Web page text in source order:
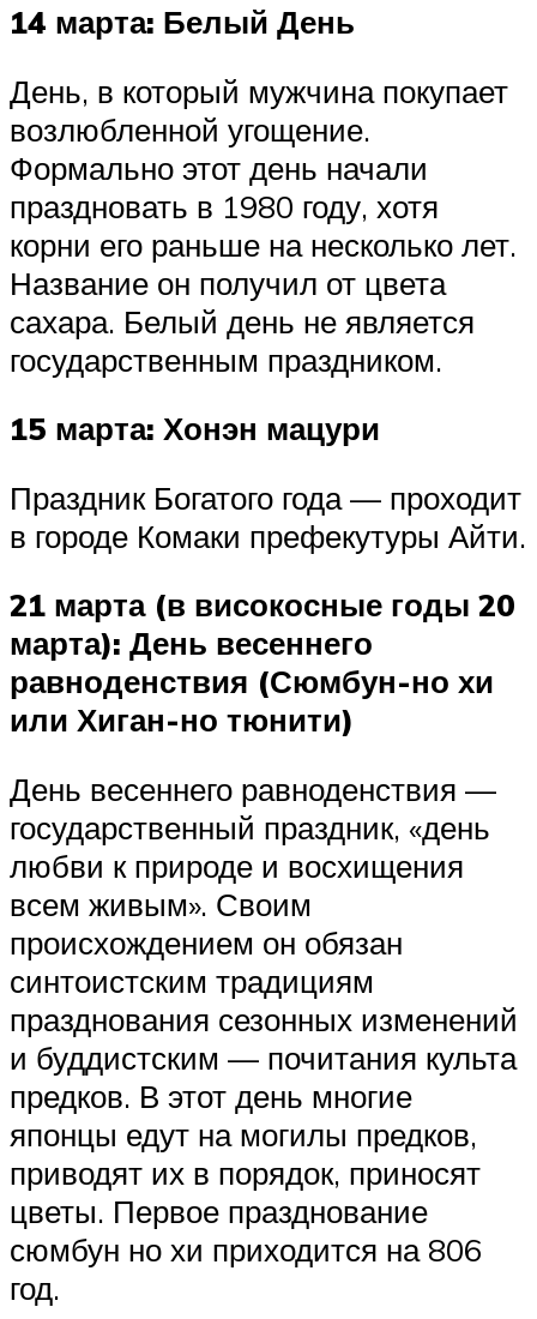
14 марта: Белый День
День, в который мужчина покупает
возлюбленной угощение.
Формально этот день начали
праздновать в 1980 году, хотя
корни его раньше на несколько лет.
Название он получил от цвета
сахара. Белый день не является
государственным праздником.
15 марта: Хонэн мацури
Праздник Богатого года — проходит
в городе Комаки префекутуры Айти.
21 марта (в високосные годы 20
марта): День весеннего
равноденствия (Сюмбун-но хи
или Хиган-но тюнити)
День весеннего равноденствия —
государственный праздник, «день
любви к природе и восхищения
всем живым». Своим
происхождением он обязан
синтоистским традициям
празднования сезонных изменений
и буддистским — почитания культа
предков. В этот день многие
японцы едут на могилы предков,
приводят их в порядок, приносят
цветы. Первое празднование
сюмбун но хи приходится на 806
год.